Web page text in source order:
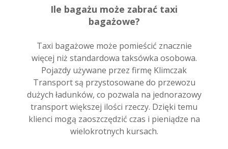
Ile bagażu może zabrać taxi
bagażowe?
Taxi bagażowe może pomieścić znacznie
więcej niż standardowa taksówka osobowa.
Pojazdy używane przez firmę Klimczak
Transport są przystosowane do przewozu
dużych ładunków, co pozwala na jednorazowy
transport większej ilości rzeczy. Dzięki temu
klienci mogą zaoszczędzić czas i pieniądze na
wielokrotnych kursach.